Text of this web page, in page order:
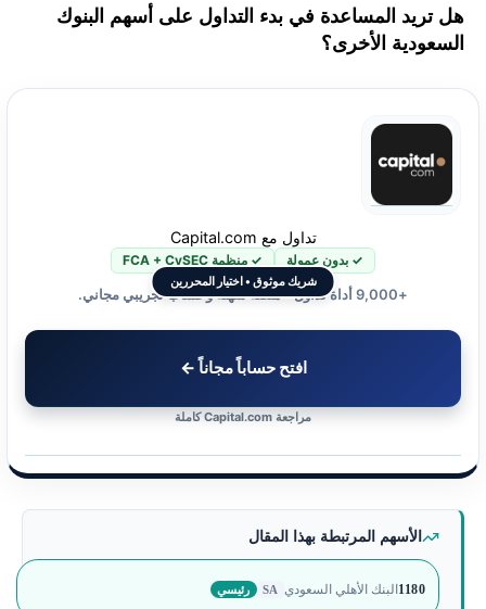
هل تريد المساعدة في بدء التداول على أسهم البنوك
السعودية الأخرى؟
شريك موثوق • اختيار المحررين
تداول مع Capital.com
✓ بدون عمولة ✓ منظمة FCA + CySEC
+9,000 أداة تداول • منصة سهلة وحساب تجريبي مجاني.
افتح حساباً مجاناً ←
مراجعة Capital.com كاملة
الأسهم المرتبطة بهذا المقال
1180 البنك الأهلي السعودي SA رئيسي